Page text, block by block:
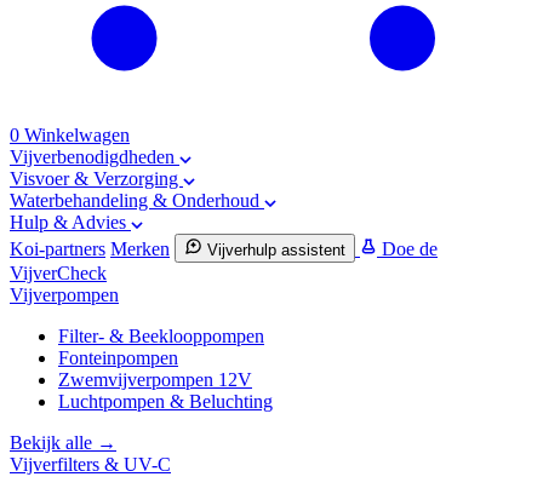
0 Winkelwagen
Vijverbenodigdheden
Visvoer & Verzorging
Waterbehandeling & Onderhoud
Hulp & Advies
Koi-partners Merken Vijverhulp assistent
Doe de
VijverCheck
Vijverpompen
Filter- & Beeklooppompen
Fonteinpompen
Zwemvijverpompen 12V
Luchtpompen & Beluchting
Bekijk alle →
Vijverfilters & UV-C